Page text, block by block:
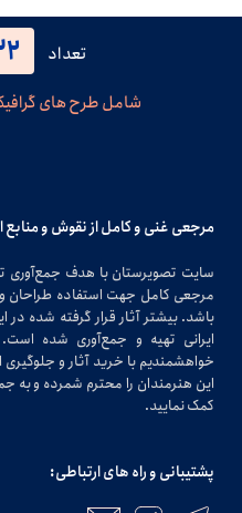
تعداد
شامل طرح های
مرجعی غنی و کامل از نقوش و منابع
سایت تصویرستان با هدف جمع‌آوری
مرجعی کامل جهت استفاده طراحان و
باشد. بیشتر آثار قرار گرفته شده
ایرانی تهیه و جمع‌آوری شده
خواهشمندیم با خرید آثار و
این هنرمندان را محترم شمرده و به
کمک نمایید.
پشتیبانی و راه های ارتباطی: